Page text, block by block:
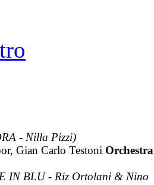
- Nilla Pizzi)
Gian Carlo Testoni
IN BLU - Riz Ortolani & Nino